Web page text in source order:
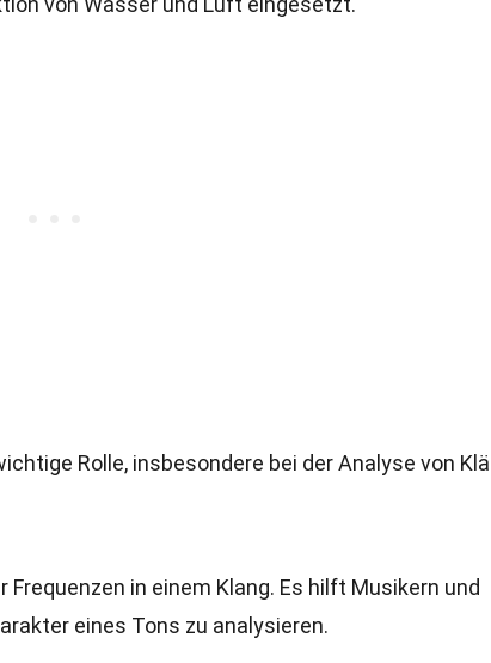
Rolle, insbesondere bei der Analyse von
in einem Klang. Es hilft Musikern und
eines Tons zu analysieren.